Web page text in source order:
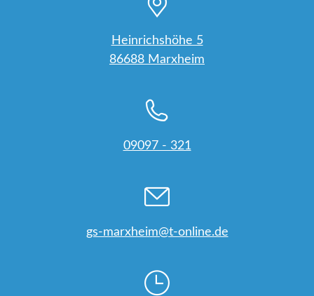
Heinrichshöhe 5
86688 Marxheim
09097 - 321
gs-marxheim@t-online.de